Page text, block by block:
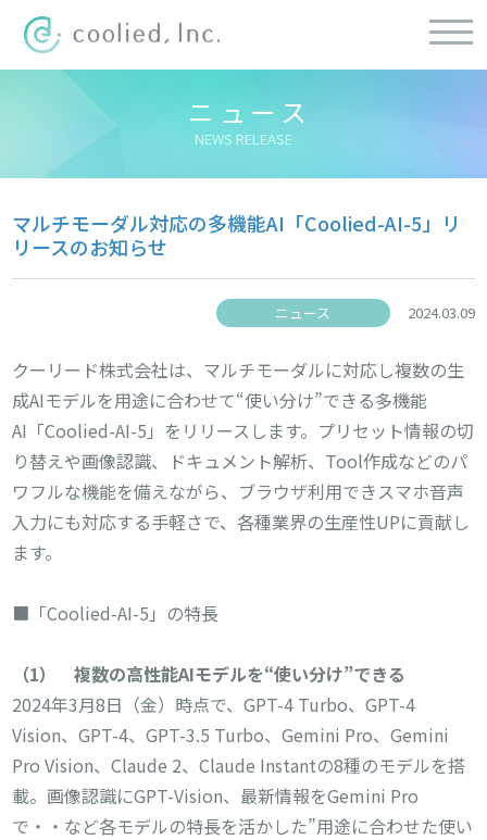
ニュース
NEWS RELEASE
マルチモーダル対応の多機能AI「Coolied-AI-5」リ
リースのお知らせ
ニュース 2024.03.09
クーリード株式会社は、マルチモーダルに対応し複数の生
成AIモデルを用途に合わせて“使い分け”できる多機能
AI「Coolied-AI-5」をリリースします。プリセット情報の切
り替えや画像認識、ドキュメント解析、Tool作成などのパ
ワフルな機能を備えながら、ブラウザ利用できスマホ音声
入力にも対応する手軽さで、各種業界の生産性UPに貢献し
ます。
■「Coolied-AI-5」の特長
（1） 複数の高性能AIモデルを“使い分け”できる
2024年3月8日（金）時点で、GPT-4 Turbo、GPT-4
Vision、GPT-4、GPT-3.5 Turbo、Gemini Pro、Gemini
Pro Vision、Claude 2、Claude Instantの8種のモデルを搭
載。画像認識にGPT-Vision、最新情報をGemini Pro
で・・など各モデルの特長を活かした”用途に合わせた使い